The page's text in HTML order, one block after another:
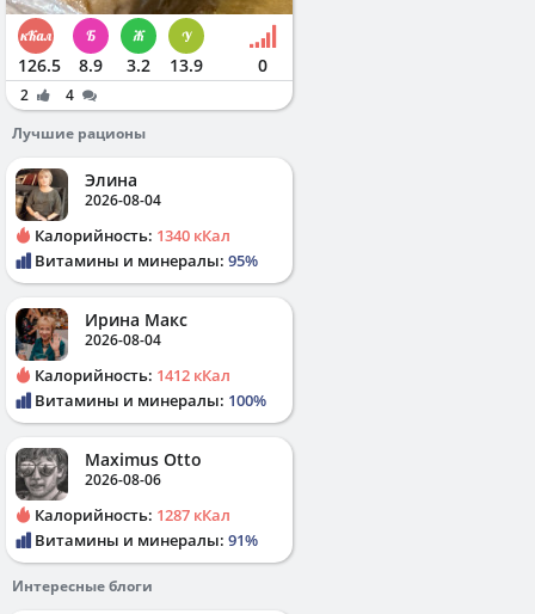
126.5 8.9 3.2 13.9 0
2
4
Лучшие рационы
Элина
2026-08-04
Калорийность: 1340 кКал
Витамины и минералы: 95%
Ирина Макс
2026-08-04
Калорийность: 1412 кКал
Витамины и минералы: 100%
Maximus Otto
2026-08-06
Калорийность: 1287 кКал
Витамины и минералы: 91%
Интересные блоги